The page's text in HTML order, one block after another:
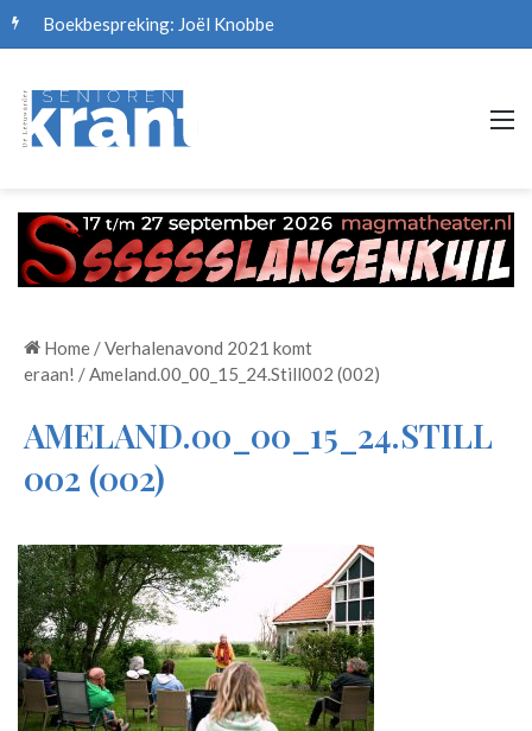
Boekbespreking: Joël Knobbe
Home /Verhalenavond 2021 komt
eraan! /Ameland.00_00_15_24.Still002 (002)
AMELAND.00_00_15_24.STILL
002 (002)